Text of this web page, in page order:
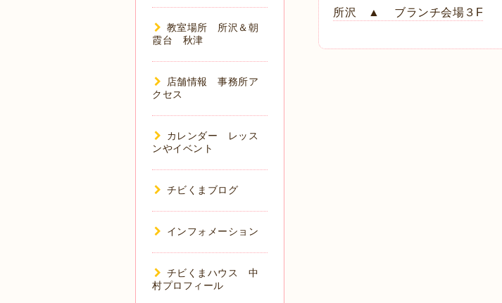
所沢 ▲ ブランチ会場３F
教室場所 所沢＆朝
霞台 秋津
店舗情報 事務所ア
クセス
カレンダー レッス
ンやイベント
チビくまブログ
インフォメーション
チビくまハウス 中
村プロフィール